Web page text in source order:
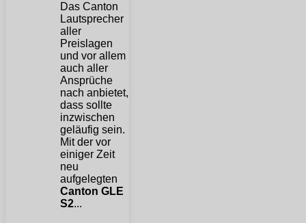
Das Canton
Lautsprecher
aller
Preislagen
und vor allem
auch aller
Ansprüche
nach anbietet,
dass sollte
inzwischen
geläufig sein.
Mit der vor
einiger Zeit
neu
aufgelegten
Canton GLE
S2...